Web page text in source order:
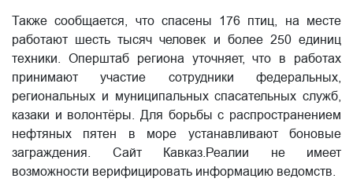
Также сообщается, что спасены 176 птиц, на месте
работают шесть тысяч человек и более 250 единиц
техники. Оперштаб региона уточняет, что в работах
принимают участие сотрудники федеральных,
региональных и муниципальных спасательных служб,
казаки и волонтёры. Для борьбы с распространением
нефтяных пятен в море устанавливают боновые
заграждения. Сайт Кавказ.Реалии не имеет
возможности верифицировать информацию ведомств.